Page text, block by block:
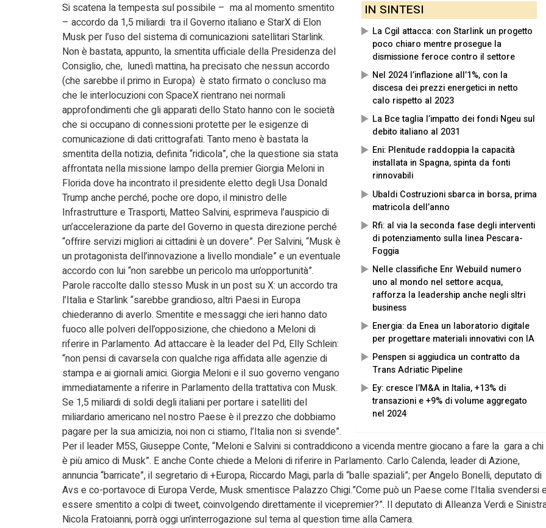
IN SINTESI
La Cgil attacca: con Starlink un progetto
poco chiaro mentre prosegue la
dismissione feroce contro il settore
Nel 2024 l’inflazione all’1%, con la
discesa dei prezzi energetici in netto
calo rispetto al 2023
La Bce taglia l’impatto dei fondi Ngeu sul
debito italiano al 2031
Eni: Plenitude raddoppia la capacità
installata in Spagna, spinta da fonti
rinnovabili
Ubaldi Costruzioni sbarca in borsa, prima
matricola dell’anno
Rfi: al via la seconda fase degli interventi
di potenziamento sulla linea Pescara-
Foggia
Nelle classifiche Enr Webuild numero
uno al mondo nel settore acqua,
rafforza la leadership anche negli sltri
business
Energia: da Enea un laboratorio digitale
per progettare materiali innovativi con IA
Penspen si aggiudica un contratto da
Trans Adriatic Pipeline
Ey: cresce l’M&A in Italia, +13% di
transazioni e +9% di volume aggregato
nel 2024
Si scatena la tempesta sul possibile – ma al momento smentito
– accordo da 1,5 miliardi tra il Governo italiano e StarX di Elon
Musk per l’uso del sistema di comunicazioni satellitari Starlink.
Non è bastata, appunto, la smentita ufficiale della Presidenza del
Consiglio, che, lunedì mattina, ha precisato che nessun accordo
(che sarebbe il primo in Europa) è stato firmato o concluso ma
che le interlocuzioni con SpaceX rientrano nei normali
approfondimenti che gli apparati dello Stato hanno con le società
che si occupano di connessioni protette per le esigenze di
comunicazione di dati crittografati. Tanto meno è bastata la
smentita della notizia, definita “ridicola”, che la questione sia stata
affrontata nella missione lampo della premier Giorgia Meloni in
Florida dove ha incontrato il presidente eletto degli Usa Donald
Trump anche perché, poche ore dopo, il ministro delle
Infrastrutture e Trasporti, Matteo Salvini, esprimeva l’auspicio di
un’accelerazione da parte del Governo in questa direzione perché
“offrire servizi migliori ai cittadini è un dovere”. Per Salvini, “Musk è
un protagonista dell’innovazione a livello mondiale” e un eventuale
accordo con lui “non sarebbe un pericolo ma un’opportunità”.
Parole raccolte dallo stesso Musk in un post su X: un accordo tra
l’Italia e Starlink “sarebbe grandioso, altri Paesi in Europa
chiederanno di averlo. Smentite e messaggi che ieri hanno dato
fuoco alle polveri dell’opposizione, che chiedono a Meloni di
riferire in Parlamento. Ad attaccare è la leader del Pd, Elly Schlein:
“non pensi di cavarsela con qualche riga affidata alle agenzie di
stampa e ai giornali amici. Giorgia Meloni e il suo governo vengano
immediatamente a riferire in Parlamento della trattativa con Musk.
Se 1,5 miliardi di soldi degli italiani per portare i satelliti del
miliardario americano nel nostro Paese è il prezzo che dobbiamo
pagare per la sua amicizia, noi non ci stiamo, l’Italia non si svende”.
Per il leader M5S, Giuseppe Conte, “Meloni e Salvini si contraddicono a vicenda mentre giocano a fare la gara a chi
è più amico di Musk”. E anche Conte chiede a Meloni di riferire in Parlamento. Carlo Calenda, leader di Azione,
annuncia “barricate”, il segretario di +Europa, Riccardo Magi, parla di “balle spaziali”; per Angelo Bonelli, deputato di
Avs e co-portavoce di Europa Verde, Musk smentisce Palazzo Chigi.”Come può un Paese come l’Italia svendersi
essere smentito a colpi di tweet, coinvolgendo direttamente il vicepremier?”. Il deputato di Alleanza Verdi e
Nicola Fratoianni, porrà oggi un’interrogazione sul tema al question time alla Camera.